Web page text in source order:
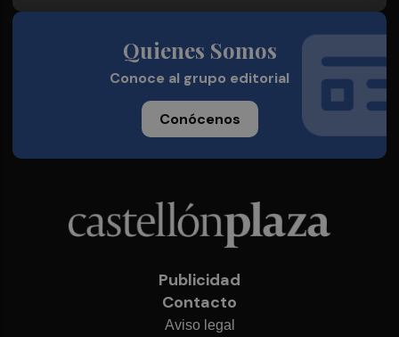
Quienes Somos
Conoce al grupo editorial
Conócenos
Publicidad
Contacto
Aviso legal